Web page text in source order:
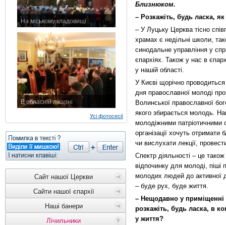
На міському кладовищі
В обласній лікарні
Усі фотосесії
Сайт нашої Церкви
Сайти нашої єпархії
Наші банери
Лічильники
Близнюком.
– Розкажіть, будь ласка,
– У Луцьку Церква тісно
храмах є недільні школи,
синодальне управління у
єпархіях. Також у нас в
у нашій області.
У Києві щорічно проводиться
дня православної молоді
Волинської православної
якого збирається молодь.
молодіжними патріотичними
організації хочуть
чи вислухати лекції,
Спектр діяльності – це також
відпочинку для молоді, піші
молодих людей до активної
– буде рух, буде життя.
– Нещодавно у приміщенні
розкажіть, будь ласка, в
у життя?